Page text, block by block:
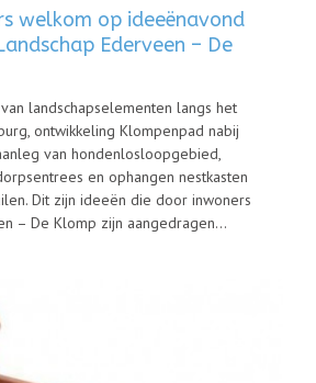
welkom op ideeënavond
Ederveen – De
landschapselementen langs het
ontwikkeling Klompenpad nabij
van hondenlosloopgebied,
en ophangen nestkasten
Dit zijn ideeën die door inwoners
– De Klomp zijn aangedragen...